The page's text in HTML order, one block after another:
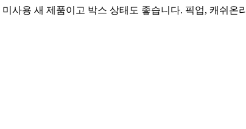
사용 새 제품이고 박스 상태도 좋습니다. 픽업, 캐쉬온리